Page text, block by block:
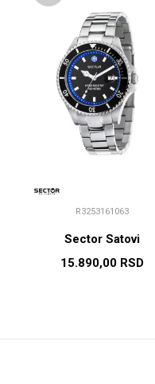
R3253161063
Sector Satovi
15.890,00 RSD